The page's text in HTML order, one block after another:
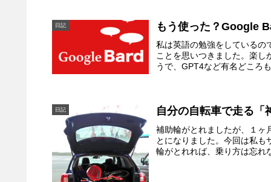
日記 もう使った？Google
私は英語の勉強をしているの
ことを思いつきました。楽
うで、GPT4など有名どころ
日記 自分の自転車で走る「
補助輪がとれましたが、１ヶ
とになりました。今回は私
輪がとれれば、乗り方は忘れ